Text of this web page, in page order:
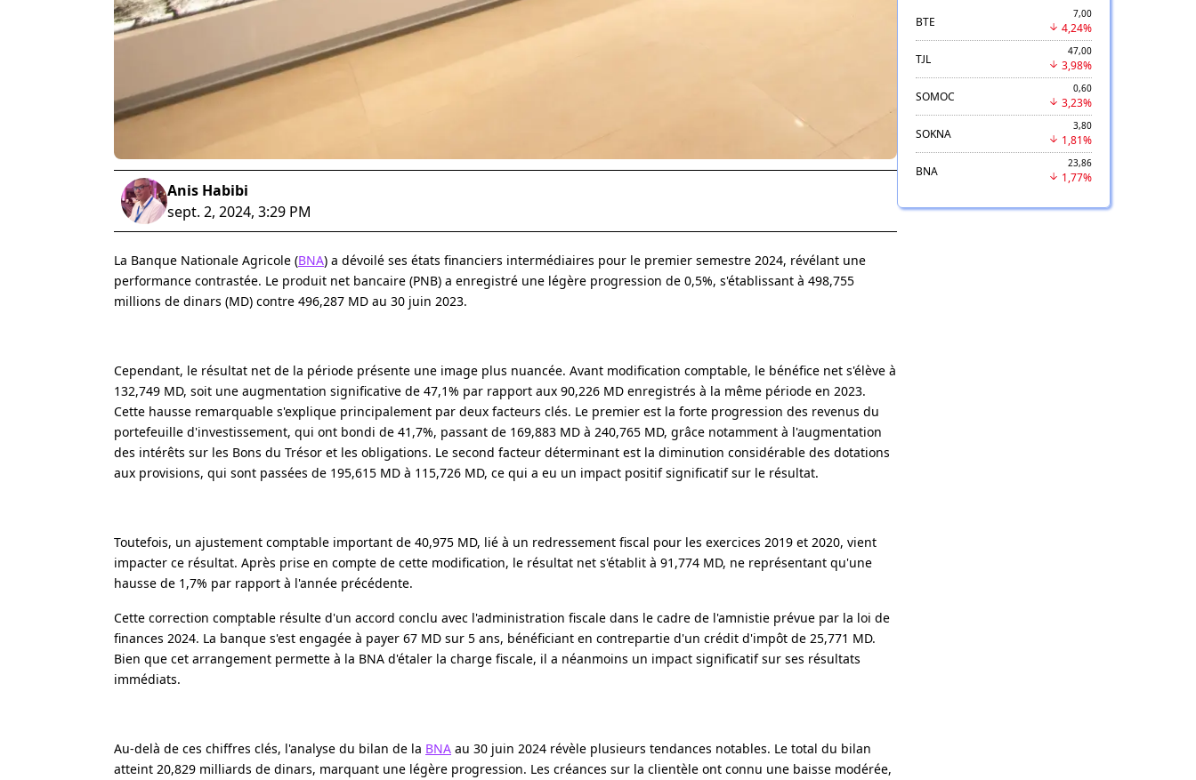
Anis Habibi
sept. 2, 2024, 3:29 PM
La Banque Nationale Agricole (BNA) a dévoilé ses états financiers intermédiaires pour le premier semestre 2024, révélant une
performance contrastée. Le produit net bancaire (PNB) a enregistré une légère progression de 0,5%, s'établissant à 498,755
millions de dinars (MD) contre 496,287 MD au 30 juin 2023.
Cependant, le résultat net de la période présente une image plus nuancée. Avant modification comptable, le bénéfice net s'élève à
132,749 MD, soit une augmentation significative de 47,1% par rapport aux 90,226 MD enregistrés à la même période en 2023.
Cette hausse remarquable s'explique principalement par deux facteurs clés. Le premier est la forte progression des revenus du
portefeuille d'investissement, qui ont bondi de 41,7%, passant de 169,883 MD à 240,765 MD, grâce notamment à l'augmentation
des intérêts sur les Bons du Trésor et les obligations. Le second facteur déterminant est la diminution considérable des dotations
aux provisions, qui sont passées de 195,615 MD à 115,726 MD, ce qui a eu un impact positif significatif sur le résultat.
Toutefois, un ajustement comptable important de 40,975 MD, lié à un redressement fiscal pour les exercices 2019 et 2020, vient
impacter ce résultat. Après prise en compte de cette modification, le résultat net s'établit à 91,774 MD, ne représentant qu'une
hausse de 1,7% par rapport à l'année précédente.
Cette correction comptable résulte d'un accord conclu avec l'administration fiscale dans le cadre de l'amnistie prévue par la loi de
finances 2024. La banque s'est engagée à payer 67 MD sur 5 ans, bénéficiant en contrepartie d'un crédit d'impôt de 25,771 MD.
Bien que cet arrangement permette à la BNA d'étaler la charge fiscale, il a néanmoins un impact significatif sur ses résultats
immédiats.
Au-delà de ces chiffres clés, l'analyse du bilan de la BNA au 30 juin 2024 révèle plusieurs tendances notables. Le total du bilan
atteint 20,829 milliards de dinars, marquant une légère progression. Les créances sur la clientèle ont connu une baisse modérée,
BTE
7,00
4,24%
TJL
47,00
3,98%
SOMOC
0,60
3,23%
SOKNA
3,80
1,81%
BNA
23,86
1,77%